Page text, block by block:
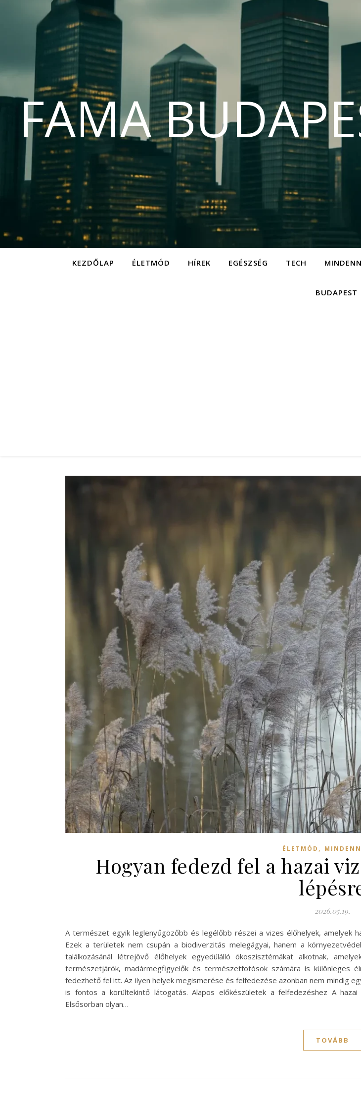
FAMA
KEZDŐLAP ÉLETMÓD HÍREK EGÉSZSÉG TECH
BUDAPEST
ÉLETMÓD ,
Hogyan fedezd fel a hazai
2026.05.19.
A természet egyik leglenyűgözőbb és legélőbb részei a vizes élőhelyek, amelyek
Ezek a területek nem csupán a biodiverzitás melegágyai, hanem a
találkozásánál létrejövő élőhelyek egyedülálló ökoszisztémákat alkotnak,
természetjárók, madármegfigyelők és természetfotósok számára is különleges
fedezhető fel itt. Az ilyen helyek megismerése és felfedezése azonban nem mindig
is fontos a körültekintő látogatás. Alapos előkészületek a felfedezéshez A
Elsősorban olyan…
TOVÁBB